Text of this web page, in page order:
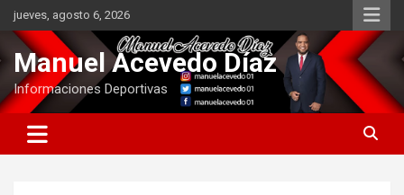
Saltar
contenido
jueves, agosto 6, 2026
Manuel Acevedo Díaz
Informaciones Deportivas